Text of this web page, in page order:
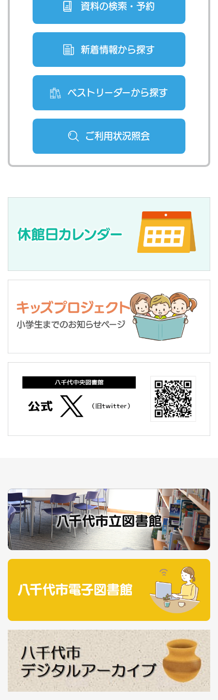
資料の検索・ 予約
新着情報から探す
ベストリーダーから探す
ご利用状況照会